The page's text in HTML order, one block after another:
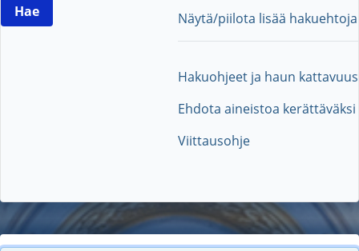
Näytä/piilota lisää hakuehtoja
Hakuohjeet ja haun kattavuus
Ehdota aineistoa kerättäväksi
Viittausohje